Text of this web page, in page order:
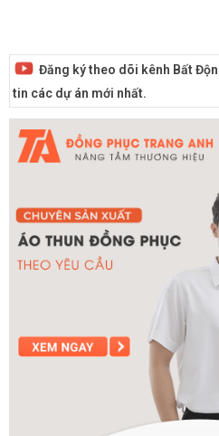
Đăng ký theo dõi kênh Bất
tin các dự án mới nhất.